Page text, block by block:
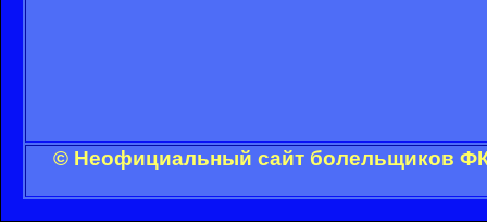
© Неофициальный сайт болельщиков